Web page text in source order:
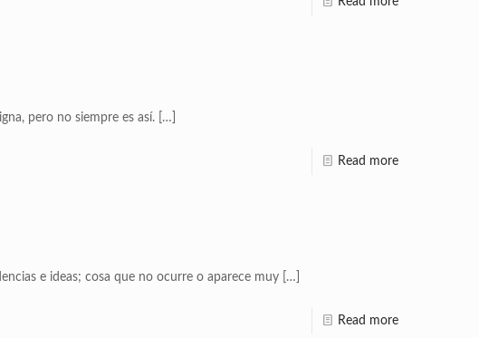
pero no siempre es así. […]
Read more
e ideas; cosa que no ocurre o aparece muy […]
Read more